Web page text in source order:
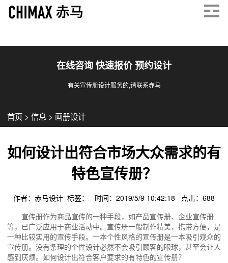
在线咨询 快速报价 预约设计
有关宣传册设计服务的,请联系赤马
首页 > 信息 > 画册设计
如何设计出符合市场大众需求的有
特色宣传册？
作者：赤马设计 标签： 时间：2019/5/9 10:42:18 点击： 688
宣传册作为商品宣传的一种手段，如产品宣传册、企业宣传册
等，已广泛应用于商业活动中。宣传册一般制作精美，携带方便，是
一种比较实用的宣传手段。一本个性风格的宣传册是一本吸引观众的
宣传册。没有条理的个性设计必然不会吸引顾客的眼球，甚至会让人
感到厌烦。如何设计出符合客户要求的有特色的宣传册？